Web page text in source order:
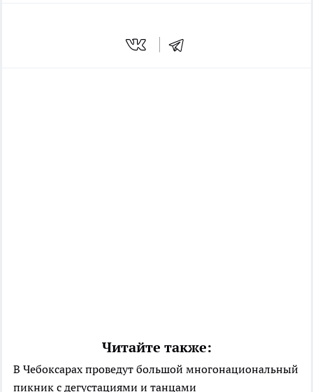
Читайте также:
В Чебоксарах проведут большой многонациональный
пикник с дегустациями и танцами